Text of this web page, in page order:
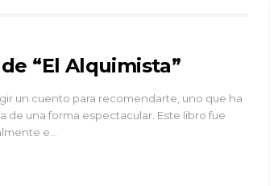
de “El Alquimista”
un cuento para recomendarte, uno que ha
de una forma espectacular. Este libro fue
e…